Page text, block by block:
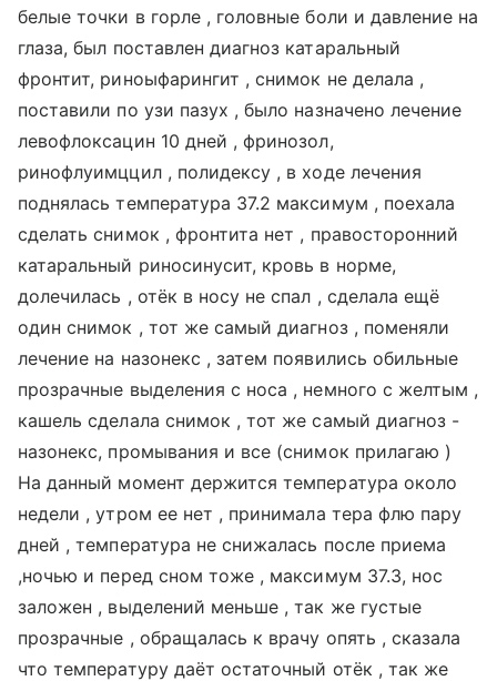
белые точки в горле , головные боли и давление на
глаза, был поставлен диагноз катаральный
фронтит, риноыфарингит , снимок не делала ,
поставили по узи пазух , было назначено лечение
левофлоксацин 10 дней , фринозол,
ринофлуимццил , полидексу , в ходе лечения
поднялась температура 37.2 максимум , поехала
сделать снимок , фронтита нет , правосторонний
катаральный риносинусит, кровь в норме,
долечилась , отёк в носу не спал , сделала ещё
один снимок , тот же самый диагноз , поменяли
лечение на назонекс , затем появились обильные
прозрачные выделения с носа , немного с желтым ,
кашель сделала снимок , тот же самый диагноз -
назонекс, промывания и все (снимок прилагаю )
На данный момент держится температура около
недели , утром ее нет , принимала тера флю пару
дней , температура не снижалась после приема
,ночью и перед сном тоже , максимум 37.3, нос
заложен , выделений меньше , так же густые
прозрачные , обращалась к врачу опять , сказала
что температуру даёт остаточный отёк , так же